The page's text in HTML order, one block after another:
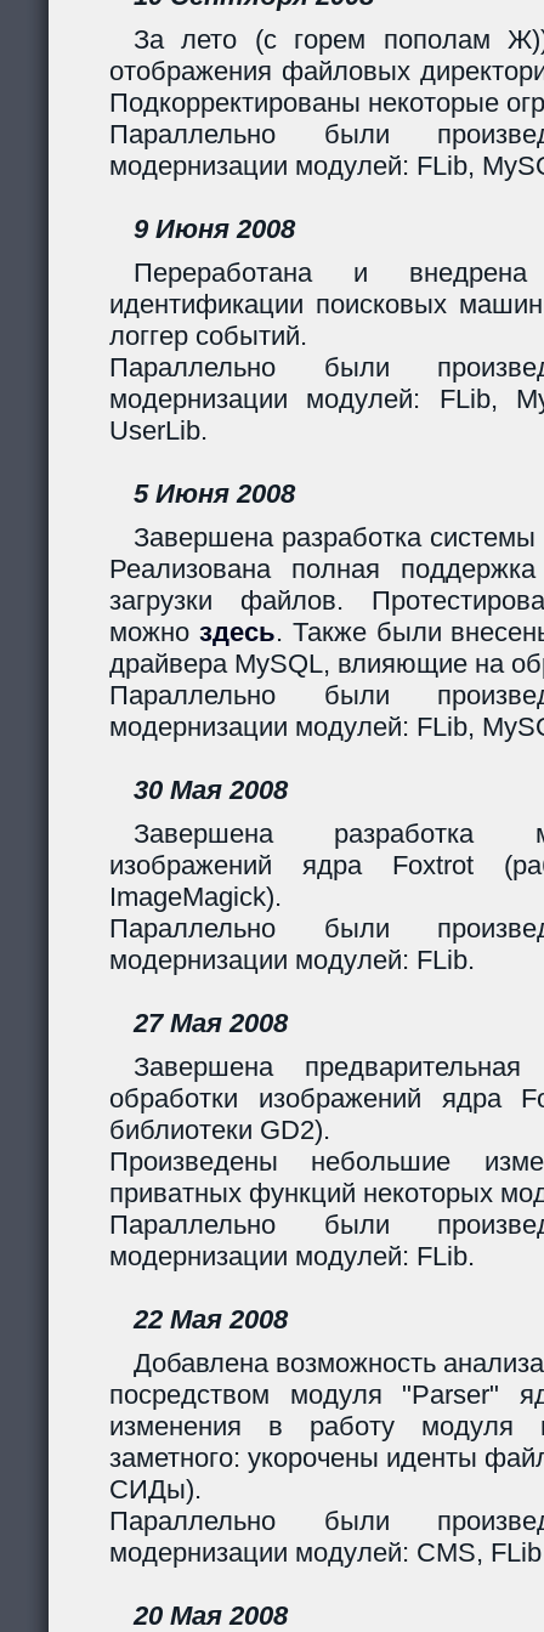
За лето (с горем пополам
отображения файловых
Подкорректированы некоторые
Параллельно были
модернизации модулей: FLib,
9 Июня 2008
Переработана и
идентификации поисковых
логгер событий.
Параллельно были
модернизации модулей: FLib,
UserLib.
5 Июня 2008
Завершена разработка
Реализована полная
загрузки файлов.
можно здесь. Также были
драйвера MySQL, влияющие на
Параллельно были
модернизации модулей: FLib,
30 Мая 2008
Завершена разработка
изображений ядра Foxtrot
ImageMagick).
Параллельно были
модернизации модулей: FLib.
27 Мая 2008
Завершена
обработки изображений ядра
библиотеки GD2).
Произведены небольшие
приватных функций некоторых
Параллельно были
модернизации модулей: FLib.
22 Мая 2008
Добавлена возможность
посредством модуля "Parser"
изменения в работу модуля
заметного: укорочены иденты
СИДы).
Параллельно были
модернизации модулей: CMS,
20 Мая 2008